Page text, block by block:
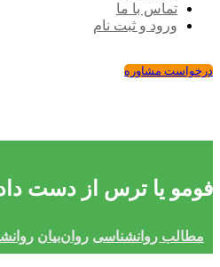
تماس با ما
ورود و ثبت نام
درخواست مشاوره
فومو یا ترس از دست
مطالب روانشناسی روان‌بیان